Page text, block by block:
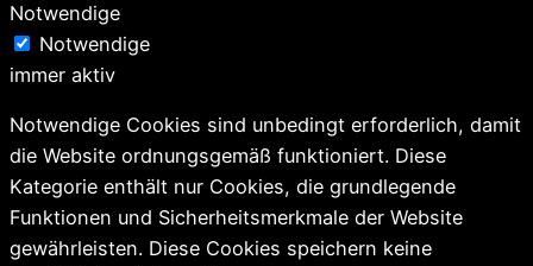
Notwendige
Notwendige
immer aktiv
Notwendige Cookies sind unbedingt erforderlich, damit
die Website ordnungsgemäß funktioniert. Diese
Kategorie enthält nur Cookies, die grundlegende
Funktionen und Sicherheitsmerkmale der Website
gewährleisten. Diese Cookies speichern keine